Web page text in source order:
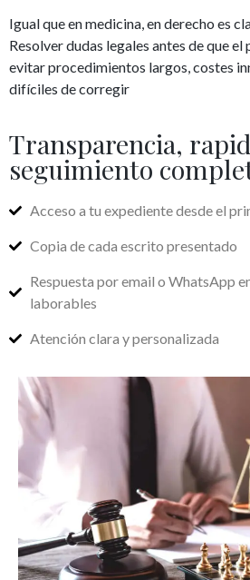
Igual que en medicina, en derecho es
Resolver dudas legales antes de que
evitar procedimientos largos, costes
difíciles de corregir
Transparencia,
seguimiento
Acceso a tu expediente desde el
Copia de cada escrito presentado
Respuesta por email o WhatsApp
laborables
Atención clara y personalizada